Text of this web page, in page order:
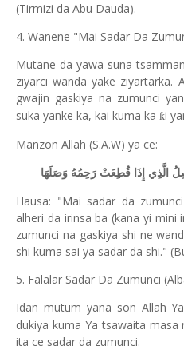
(Tirmizi da Abu Dauda).
4. Wanene "Mai Sadar Da
Mutane da yawa suna
ziyarci wanda yake ziyartarka.
gwajin gaskiya na zumunci
suka yanke ka, kai kuma ka ƙi
Manzon Allah (S.A.W) ya ce:
الَّذِي إِذَا قُطِعَتْ رَحِمُهُ وَصَلَهَا
Hausa: "Mai sadar da
alheri da irinsa ba (kana yi
zumunci na gaskiya shi ne
shi kuma sai ya sadar da shi."
5. Falalar Sadar Da Zumunci
Idan mutum yana son Allah
dukiya kuma Ya tsawaita
ita ce sadar da zumunci.